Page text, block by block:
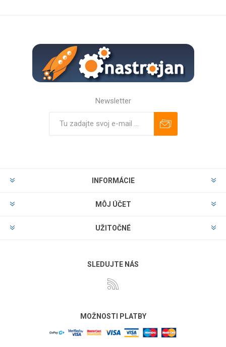
Newsletter
INFORMÁCIE
MÔJ ÚČET
UŽITOČNÉ
SLEDUJTE NÁS
MOŽNOSTI PLATBY